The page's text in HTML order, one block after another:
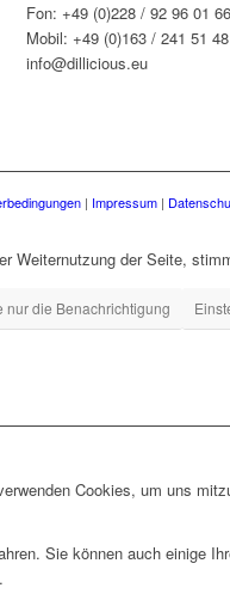
Fon: +49 (0)228 / 92 96 01 66
Mobil: +49 (0)163 / 241 51 48
info@dillicious.eu
| Impressum |
Weiternutzung der Seite,
nur die Benachrichtigung
Cookies, um uns
Sie können auch einige